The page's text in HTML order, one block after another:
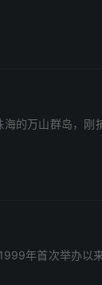
的万山群岛，刚
年首次举办以